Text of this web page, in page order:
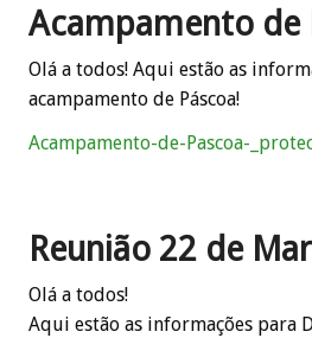
Acampamento de
Olá a todos! Aqui estão as
acampamento de Páscoa!
Acampamento-de-Pascoa-
Reunião 22 de
Olá a todos!
Aqui estão as informações para